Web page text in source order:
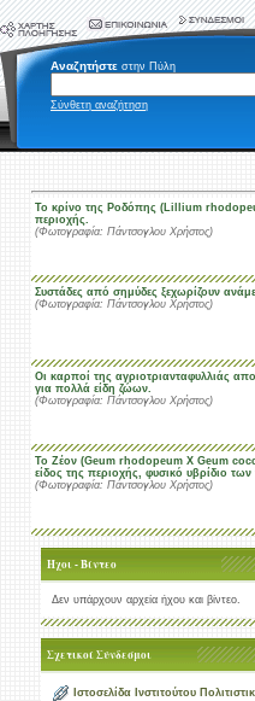
Αναζητήστε στην Πύλη
Σύνθετη αναζήτηση
Το κρίνο της Ροδόπης (Lillium
περιοχής.
(Φωτογραφία: Πάντσογλου Χρήστος)
Συστάδες από σημύδες ξεχωρίζουν
(Φωτογραφία: Πάντσογλου Χρήστος)
Οι καρποί της αγριοτριανταφυλλιάς
για πολλά είδη ζώων.
(Φωτογραφία: Πάντσογλου Χρήστος)
Το Ζέον (Geum rhodopeum Χ Geum
είδος της περιοχής, φυσικό υβρίδιο
(Φωτογραφία: Πάντσογλου Χρήστος)
Ήχοι - Βίντεο
Δεν υπάρχουν αρχεία ήχου και βίντεο.
Σχετικοί Σύνδεσμοι
Ιστοσελίδα Ινστιτούτου